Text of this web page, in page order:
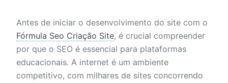
Antes de iniciar o desenvolvimento do site com o
Fórmula Seo Criação Site, é crucial compreender
por que o SEO é essencial para plataformas
educacionais. A internet é um ambiente
competitivo, com milhares de sites concorrendo